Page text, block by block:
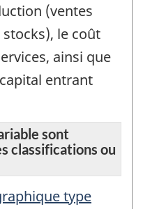
(ventes
le coût
ainsi que
entrant
sont
classifications ou
type